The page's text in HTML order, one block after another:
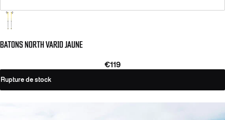
BATONS NORTH VARIO JAUNE
€119
Rupture de stock